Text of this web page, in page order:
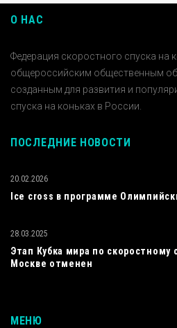
О НАС
Федерация скоростного спуска на
общероссийским общественным
созданным для развития и
спуска на коньках в России.
ПОСЛЕДНИЕ НОВОСТИ
Ice cross в программе
20.02.2026
Этап Кубка мира по скоростному
Москве отменен
28.03.2025
МЕНЮ